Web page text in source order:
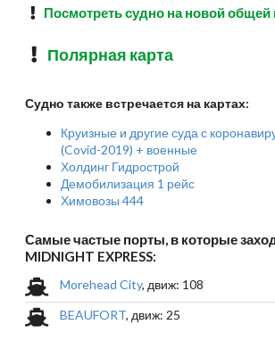
Посмотреть судно на новой общей
Полярная карта
Судно также встречается на картах:
Круизные и другие суда с
(Covid-2019) + военные
Холдинг Гидрострой
Демобилизация 1 рейс
Химовозы 444
Самые частые порты, в которые
MIDNIGHT EXPRESS:
Morehead City, движ: 108
BEAUFORT, движ: 25